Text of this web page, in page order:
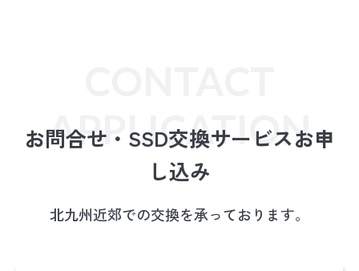
お問合せ・SSD交換サービスお申
し込み
北九州近郊での交換を承っております。